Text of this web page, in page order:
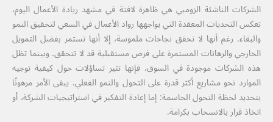
الشركات الناشئة الزومبي هي ظاهرة لافتة في مشهد ريادة الأعمال اليوم،
تعكس التحديات المعقدة التي يواجهها رواد الأعمال في السعي لتحقيق النمو
والبقاء. رغم أنها لا تحقق نجاحات ملموسة، إلا أنها تستمر بفضل التمويل
الخارجي والرهانات المستمرة على فرص مستقبلية قد لا تتحقق. وبينما تظل
هذه الشركات موجودة في السوق، فإنها تثير تساؤلات حول كيفية توجيه
الموارد نحو مشاريع أكثر قدرة على التحول والنمو الفعلي. يبقى الأمر مرهونًا
بتحديد لحظة التحول الحاسمة: إما إعادة التفكير في استراتيجيات الشركة، أو
اتخاذ قرار بالانسحاب بكرامة.